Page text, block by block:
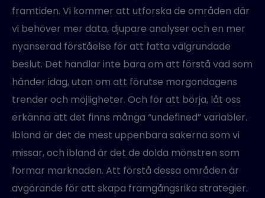
framtiden. Vi kommer att utforska de områden där
vi behöver mer data, djupare analyser och en mer
nyanserad förståelse för att fatta välgrundade
beslut. Det handlar inte bara om att förstå vad som
händer idag, utan om att förutse morgondagens
trender och möjligheter. Och för att börja, låt oss
erkänna att det finns många “undefined” variabler.
Ibland är det de mest uppenbara sakerna som vi
missar, och ibland är det de dolda mönstren som
formar marknaden. Att förstå dessa områden är
avgörande för att skapa framgångsrika strategier.